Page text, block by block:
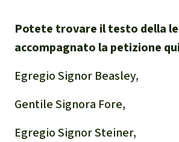
Potete trovare il testo della
accompagnato la petizione
Egregio Signor Beasley,
Gentile Signora Fore,
Egregio Signor Steiner,